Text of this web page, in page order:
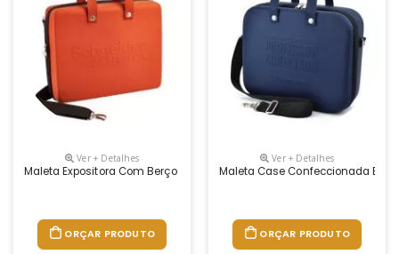
Ver + Detalhes
Maleta Expositora Com Berço Para Acomodar Espelhos De Tomadas -
ORÇAR PRODUTO
Ver + Detalhes
Maleta Case Confeccionada Em
ORÇAR PRODUTO